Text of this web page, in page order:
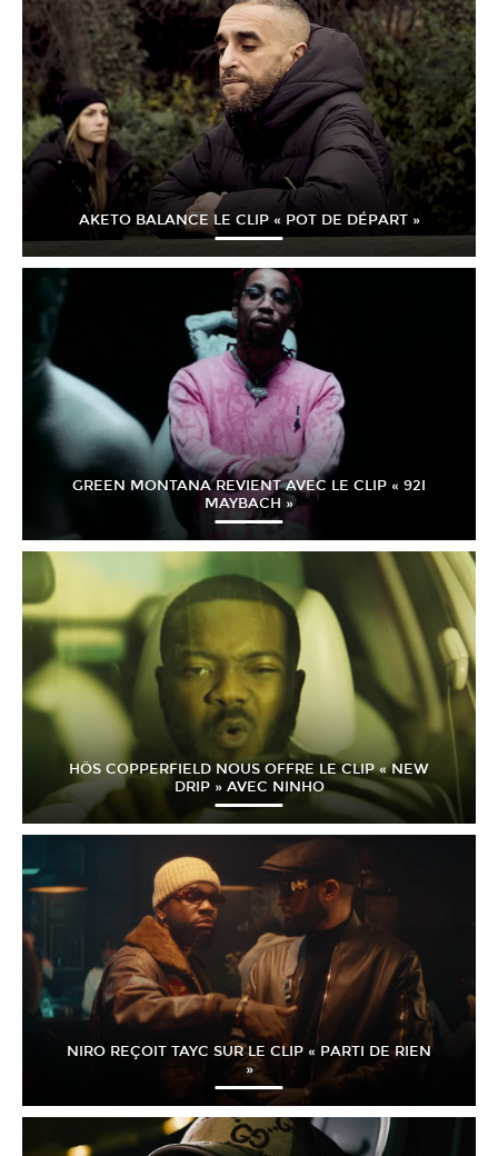
AKETO BALANCE LE CLIP « POT DE DÉPART »
GREEN MONTANA REVIENT AVEC LE CLIP « 92I
MAYBACH »
HÖS COPPERFIELD NOUS OFFRE LE CLIP « NEW
DRIP » AVEC NINHO
NIRO REÇOIT TAYC SUR LE CLIP « PARTI DE RIEN
»